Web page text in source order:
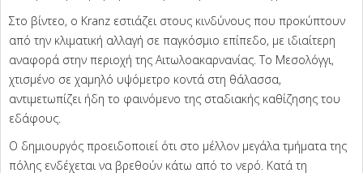
Στο βίντεο, ο Kranz εστιάζει στους κινδύνους που προκύπτουν
από την κλιματική αλλαγή σε παγκόσμιο επίπεδο, με ιδιαίτερη
αναφορά στην περιοχή της Αιτωλοακαρνανίας. Το Μεσολόγγι,
χτισμένο σε χαμηλό υψόμετρο κοντά στη θάλασσα,
αντιμετωπίζει ήδη το φαινόμενο της σταδιακής καθίζησης του
εδάφους.
Ο δημιουργός προειδοποιεί ότι στο μέλλον μεγάλα τμήματα της
πόλης ενδέχεται να βρεθούν κάτω από το νερό. Κατά τη